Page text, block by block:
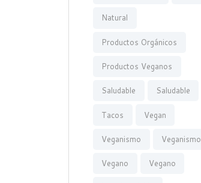
Natural
Productos Orgánicos
Productos Veganos
Saludable Saludable
Tacos Vegan
Veganismo Veganismo
Vegano Vegano